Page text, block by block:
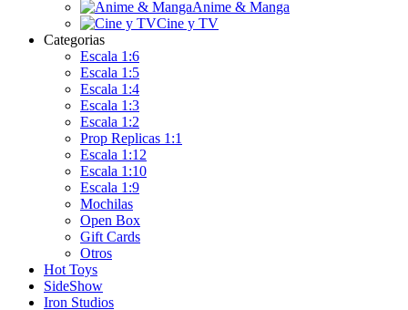
Anime & Manga
Cine y TV
Categorias
Escala 1:6
Escala 1:5
Escala 1:4
Escala 1:3
Escala 1:2
Prop Replicas 1:1
Escala 1:12
Escala 1:10
Escala 1:9
Mochilas
Open Box
Gift Cards
Otros
Hot Toys
SideShow
Iron Studios